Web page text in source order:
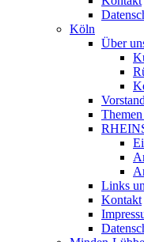
Köln
Über
Links
Kontakt